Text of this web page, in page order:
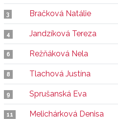
3 Bračková Natálie
4 Jandzíková Tereza
6 Režňáková Nela
8 Tlachová Justína
9 Sprušanská Eva
11 Melichárková Denisa